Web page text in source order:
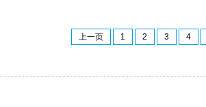
上一页 1 2 3 4